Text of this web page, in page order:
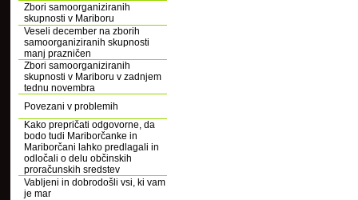
Zbori samoorganiziranih
skupnosti v Mariboru
Veseli december na zborih
samoorganiziranih skupnosti
manj prazničen
Zbori samoorganiziranih
skupnosti v Mariboru v zadnjem
tednu novembra
Povezani v problemih
Kako prepričati odgovorne, da
bodo tudi Mariborčanke in
Mariborčani lahko predlagali in
odločali o delu občinskih
proračunskih sredstev
Vabljeni in dobrodošli vsi, ki vam
je mar